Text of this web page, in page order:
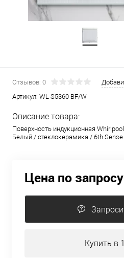
Отзывов: 0
Артикул: WL S5360 BF/W
Описание товара:
Поверхность индукционная
Белый / стеклокерамика / 6th
Цена по запросу
Купить в